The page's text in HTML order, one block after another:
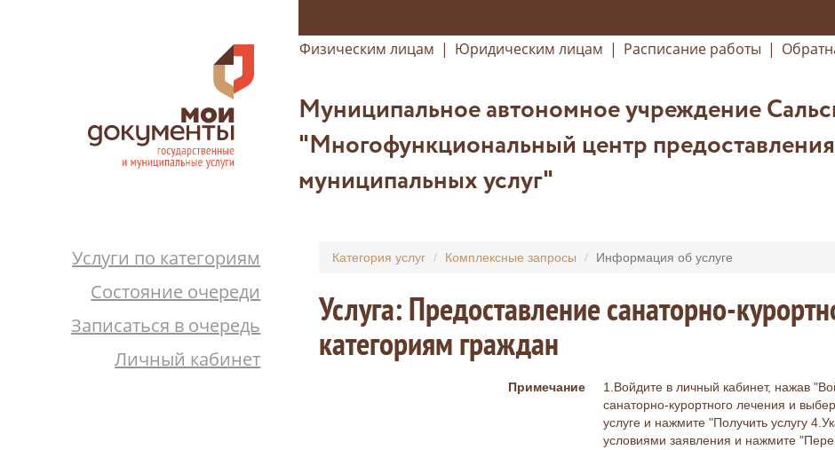
Физическим лицам | Юридическим лицам | Расписание работы |
Муниципальное автономное учреждение
"Многофункциональный центр
муниципальных услуг"
Услуги по категориям
Состояние очереди
Записаться в очередь
Личный кабинет
Категория услуг Комплексные запросы Информация об услуге
Услуга: Предоставление санаторно-
категориям граждан
Примечание
1.Войдите в личный кабинет, нажав
санаторно-курортного лечения и
услуге и нажмите "Получить услугу
условиями заявления и нажмите